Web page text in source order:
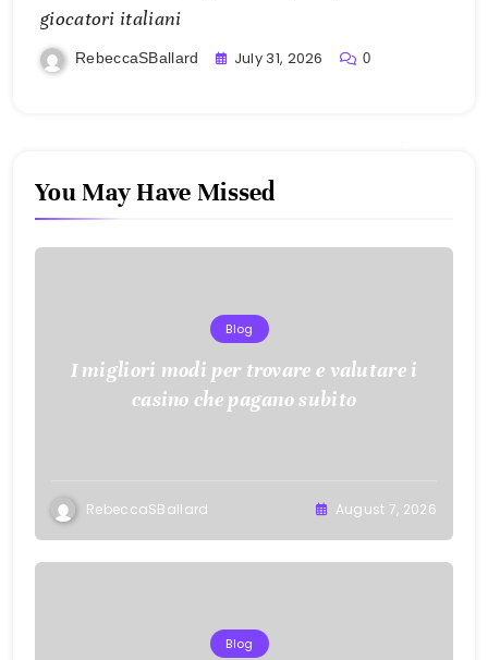
giocatori italiani
RebeccaSBallard July 31, 2026 0
You May Have Missed
Blog
I migliori modi per trovare e valutare i
casino che pagano subito
RebeccaSBallard August 7, 2026
Blog